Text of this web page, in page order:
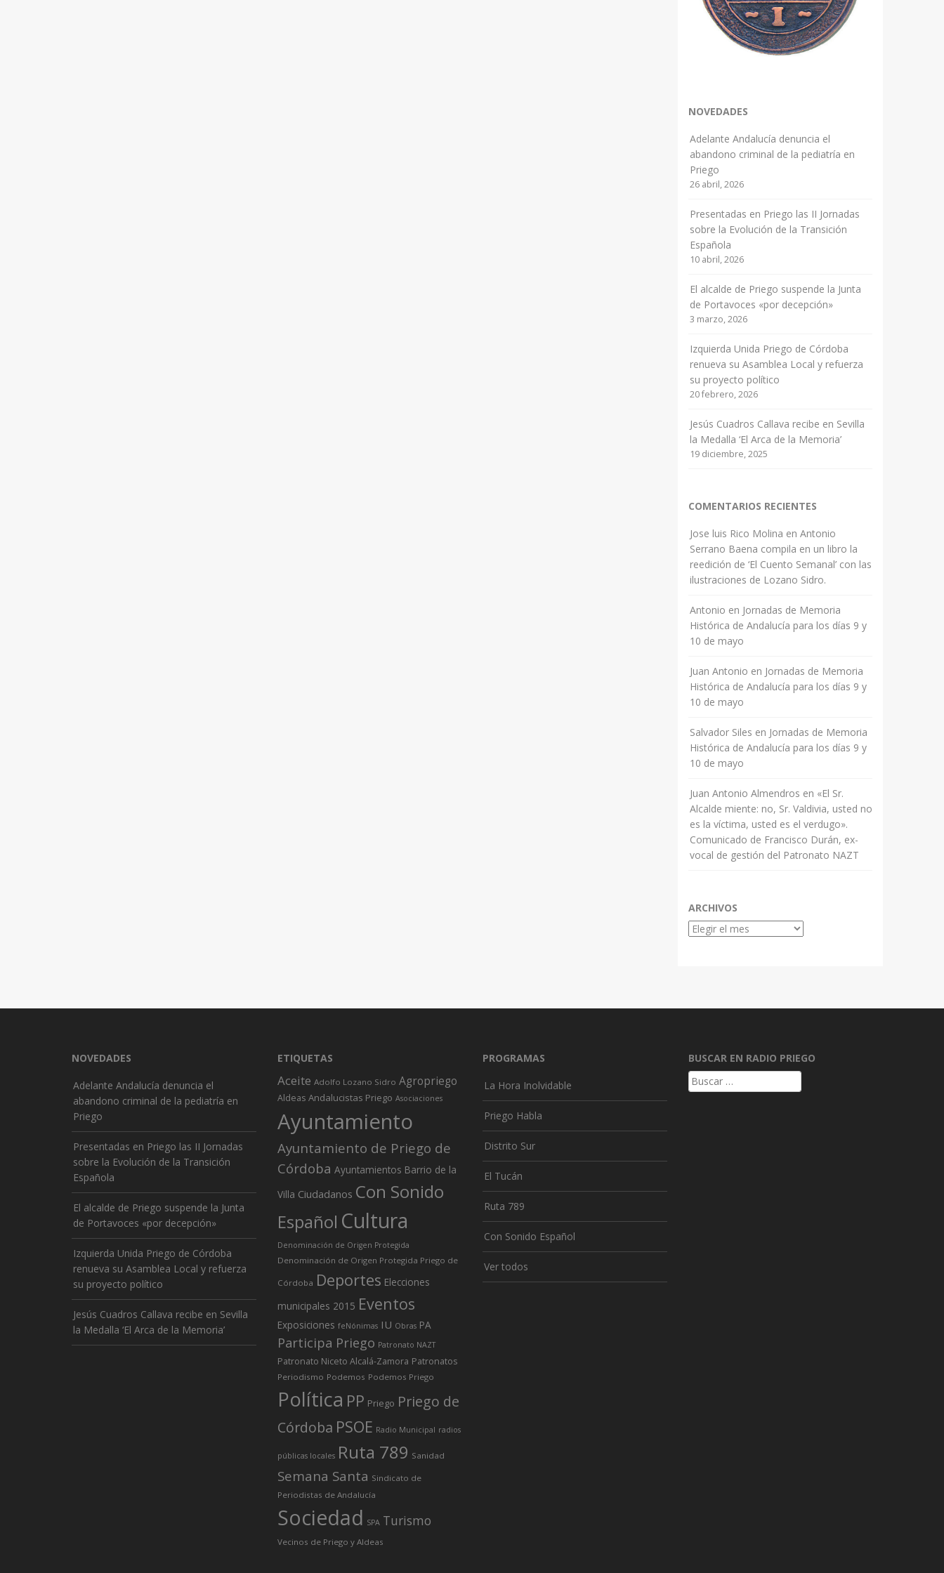
NOVEDADES
Adelante Andalucía denuncia el
abandono criminal de la pediatría en
Priego
26 abril, 2026
Presentadas en Priego las II Jornadas
sobre la Evolución de la Transición
Española
10 abril, 2026
El alcalde de Priego suspende la Junta
de Portavoces «por decepción»
3 marzo, 2026
Izquierda Unida Priego de Córdoba
renueva su Asamblea Local y refuerza
su proyecto político
20 febrero, 2026
Jesús Cuadros Callava recibe en Sevilla
la Medalla ‘El Arca de la Memoria’
19 diciembre, 2025
COMENTARIOS RECIENTES
Jose luis Rico Molina en Antonio
Serrano Baena compila en un libro la
reedición de ‘El Cuento Semanal’ con las
ilustraciones de Lozano Sidro.
Antonio en Jornadas de Memoria
Histórica de Andalucía para los días 9 y
10 de mayo
Juan Antonio en Jornadas de Memoria
Histórica de Andalucía para los días 9 y
10 de mayo
Salvador Siles en Jornadas de Memoria
Histórica de Andalucía para los días 9 y
10 de mayo
Juan Antonio Almendros en «El Sr.
Alcalde miente: no, Sr. Valdivia, usted no
es la víctima, usted es el verdugo».
Comunicado de Francisco Durán, ex-
vocal de gestión del Patronato NAZT
ARCHIVOS
Archivos
NOVEDADES
Adelante Andalucía denuncia el
abandono criminal de la pediatría en
Priego
Presentadas en Priego las II Jornadas
sobre la Evolución de la Transición
Española
El alcalde de Priego suspende la Junta
de Portavoces «por decepción»
Izquierda Unida Priego de Córdoba
renueva su Asamblea Local y refuerza
su proyecto político
Jesús Cuadros Callava recibe en Sevilla
la Medalla ‘El Arca de la Memoria’
ETIQUETAS
Aceite Adolfo Lozano Sidro Agropriego
Aldeas Andalucistas Priego Asociaciones
Ayuntamiento
Ayuntamiento de Priego de
Córdoba Ayuntamientos Barrio de la
Villa Ciudadanos Con Sonido
Español Cultura
Denominación de Origen Protegida
Denominación de Origen Protegida Priego de
Córdoba Deportes Elecciones
municipales 2015 Eventos
Exposiciones feNónimas IU Obras PA
Participa Priego Patronato NAZT
Patronato Niceto Alcalá-Zamora Patronatos
Periodismo Podemos Podemos Priego
Política PP Priego Priego de
Córdoba PSOE Radio Municipal radios
públicas locales Ruta 789 Sanidad
Semana Santa Sindicato de
Periodistas de Andalucía
Sociedad SPA Turismo
Vecinos de Priego y Aldeas
PROGRAMAS
La Hora Inolvidable
Priego Habla
Distrito Sur
El Tucán
Ruta 789
Con Sonido Español
Ver todos
BUSCAR EN RADIO PRIEGO
Buscar: